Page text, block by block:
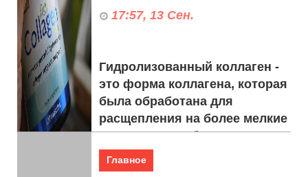
17:57, 13 Сен.
Гидролизованный коллаген -
это форма коллагена, которая
была обработана для
расщепления на более мелкие
пептиды, что облегчает
переваривание и ус...
Главное